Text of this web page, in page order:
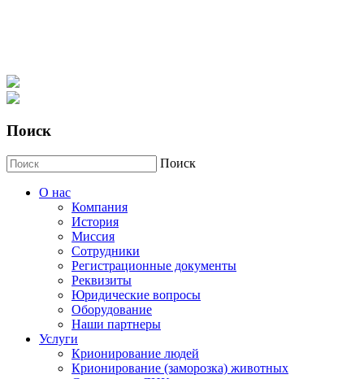
Поиск
Поиск
О нас
Компания
История
Миссия
Сотрудники
Регистрационные документы
Реквизиты
Юридические вопросы
Оборудование
Наши партнеры
Услуги
Крионирование людей
Крионирование (заморозка) животных